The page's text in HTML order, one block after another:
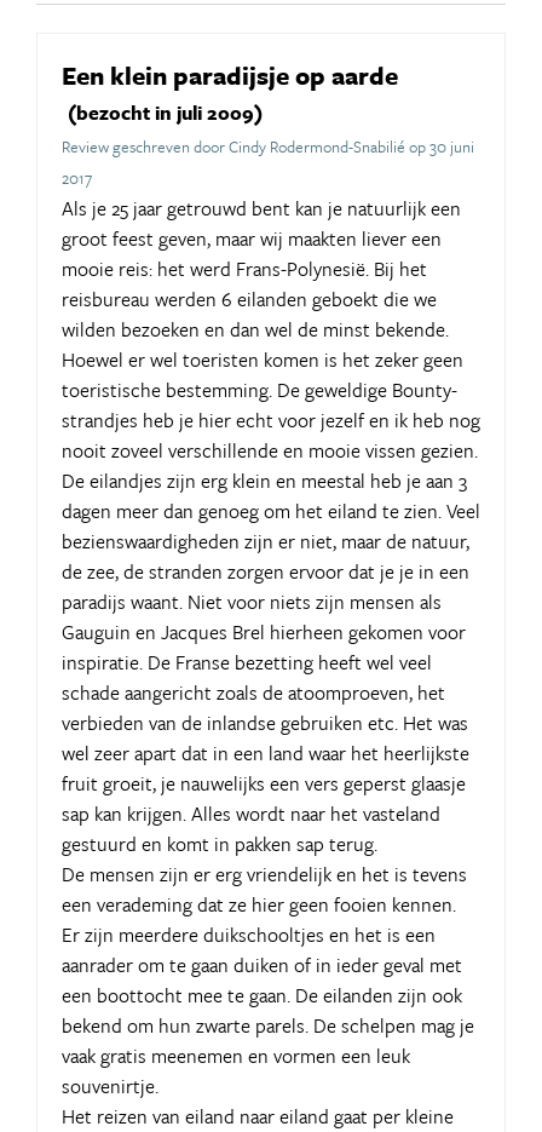
Een klein paradijsje op aarde
(bezocht in juli 2009)
Review geschreven door Cindy Rodermond-Snabilié op 30 juni
2017
Als je 25 jaar getrouwd bent kan je natuurlijk een
groot feest geven, maar wij maakten liever een
mooie reis: het werd Frans-Polynesië. Bij het
reisbureau werden 6 eilanden geboekt die we
wilden bezoeken en dan wel de minst bekende.
Hoewel er wel toeristen komen is het zeker geen
toeristische bestemming. De geweldige Bounty-
strandjes heb je hier echt voor jezelf en ik heb nog
nooit zoveel verschillende en mooie vissen gezien.
De eilandjes zijn erg klein en meestal heb je aan 3
dagen meer dan genoeg om het eiland te zien. Veel
bezienswaardigheden zijn er niet, maar de natuur,
de zee, de stranden zorgen ervoor dat je je in een
paradijs waant. Niet voor niets zijn mensen als
Gauguin en Jacques Brel hierheen gekomen voor
inspiratie. De Franse bezetting heeft wel veel
schade aangericht zoals de atoomproeven, het
verbieden van de inlandse gebruiken etc. Het was
wel zeer apart dat in een land waar het heerlijkste
fruit groeit, je nauwelijks een vers geperst glaasje
sap kan krijgen. Alles wordt naar het vasteland
gestuurd en komt in pakken sap terug.
De mensen zijn er erg vriendelijk en het is tevens
een verademing dat ze hier geen fooien kennen.
Er zijn meerdere duikschooltjes en het is een
aanrader om te gaan duiken of in ieder geval met
een boottocht mee te gaan. De eilanden zijn ook
bekend om hun zwarte parels. De schelpen mag je
vaak gratis meenemen en vormen een leuk
souvenirtje.
Het reizen van eiland naar eiland gaat per kleine